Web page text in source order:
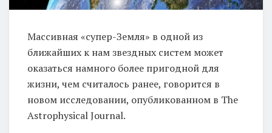
Массивная «супер-Земля» в одной из
ближайших к нам звездных систем может
оказаться намного более пригодной для
жизни, чем считалось ранее, говорится в
новом исследовании, опубликованном в The
Astrophysical Journal.